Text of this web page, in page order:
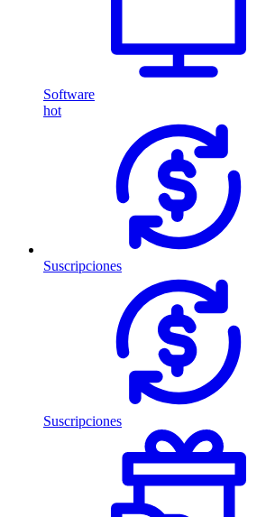
Software
hot
Suscripciones
Suscripciones